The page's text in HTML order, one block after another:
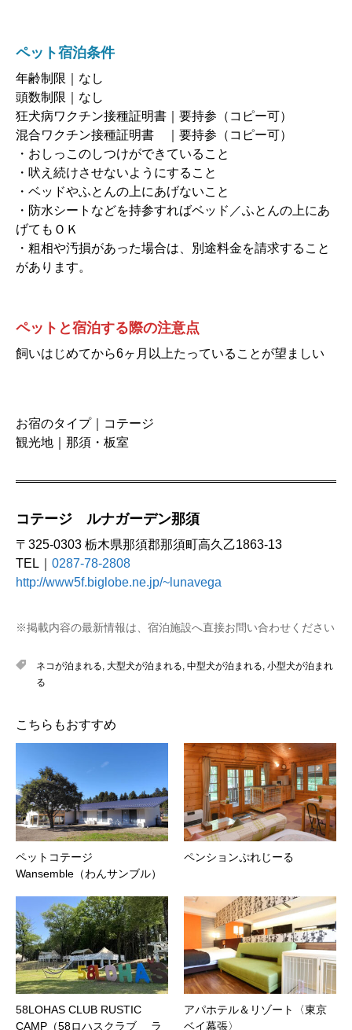
ペット宿泊条件
年齢制限｜なし
頭数制限｜なし
狂犬病ワクチン接種証明書｜要持参（コピー可）
混合ワクチン接種証明書 ｜要持参（コピー可）
・おしっこのしつけができていること
・吠え続けさせないようにすること
・ベッドやふとんの上にあげないこと
・防水シートなどを持参すればベッド／ふとんの上にあ
げてもＯＫ
・粗相や汚損があった場合は、別途料金を請求すること
があります。
ペットと宿泊する際の注意点
飼いはじめてから6ヶ月以上たっていることが望ましい
お宿のタイプ｜コテージ
観光地｜那須・板室
コテージ ルナガーデン那須
〒325-0303 栃木県那須郡那須町高久乙1863-13
TEL｜ 0287-78-2808
http://www5f.biglobe.ne.jp/~lunavega
※掲載内容の最新情報は、宿泊施設へ直接お問い合わせください
ネコが泊まれる, 大型犬が泊まれる, 中型犬が泊まれる, 小型犬が泊まれ
る
こちらもおすすめ
ペットコテージ
Wansemble（わんサンブル）
ペンションぷれじーる
58LOHAS CLUB RUSTIC
CAMP（58ロハスクラブ ラ
アパホテル＆リゾート〈東京
ベイ幕張〉